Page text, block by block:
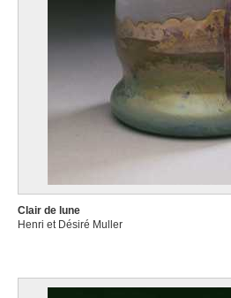
Clair de lune
Henri et Désiré Muller